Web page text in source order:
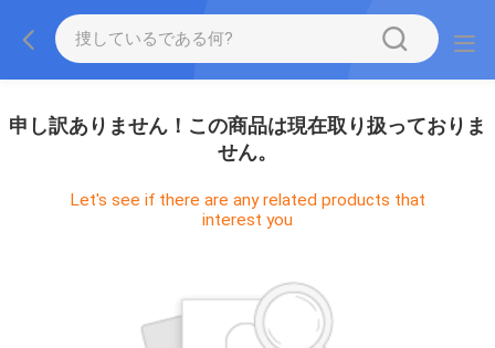
申し訳ありません！この商品は現在取り扱っておりま
せん。
Let's see if there are any related products that
interest you